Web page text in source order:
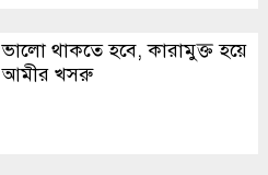
ভালো থাকতে হবে, কারামুক্ত হয়ে
আমীর খসরু